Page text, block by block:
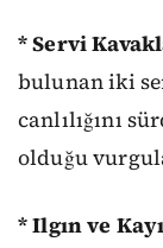
* Servi
bulunan iki
canlılığını
olduğu
* Ilgın ve